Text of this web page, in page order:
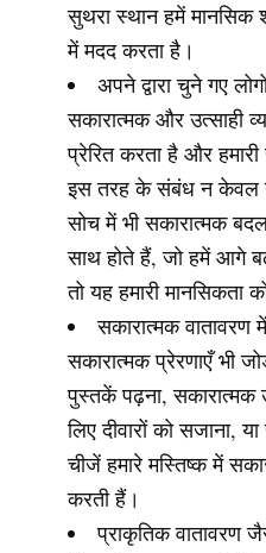
सुथरा स्थान हमें मानसिक
में मदद करता है।
अपने द्वारा चुने गए
सकारात्मक और उत्साही
प्रेरित करता है और
इस तरह के संबंध न केवल
सोच में भी सकारात्मक
साथ होते हैं, जो हमें आगे
तो यह हमारी मानसिकता
सकारात्मक
सकारात्मक प्रेरणाएँ भी
पुस्तकें पढ़ना, सकारात्मक
लिए दीवारों को सजाना,
चीजें हमारे मस्तिष्क में
करती हैं।
प्राकृतिक वातावरण